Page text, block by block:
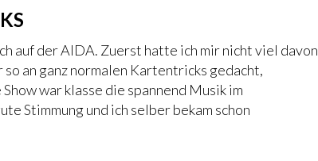
auf der AIDA. Zuerst hatte ich mir nicht viel davon
an ganz normalen Kartentricks gedacht,
war klasse die spannend Musik im
Stimmung und ich selber bekam schon